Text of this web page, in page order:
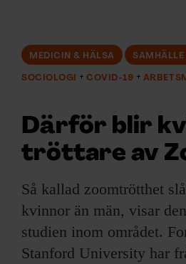
ÄMNEN
ARKIV & E-TIDNING
LYSSNA/PODD
MEDICIN & HÄLSA SAMHÄLLE
SOCIOLOGI COVID-19
Därför blir
tröttare av
Så kallad zoomtrötthet
kvinnor än män, visar
studien inom området.
Stanford University har